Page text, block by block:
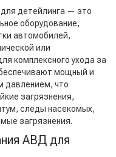
детейлинга — это
оборудование,
автомобилей,
или
комплексного ухода за
мощный и
давлением, что
загрязнения,
следы насекомых,
загрязнения.
АВД для